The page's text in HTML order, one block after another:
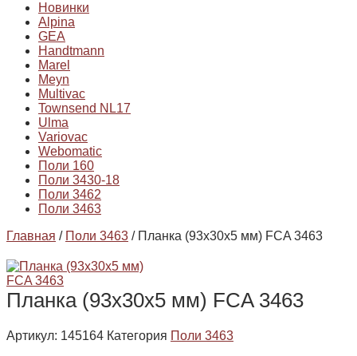
Новинки
Alpina
GEA
Handtmann
Marel
Meyn
Multivac
Townsend NL17
Ulma
Variovac
Webomatic
Поли 160
Поли 3430-18
Поли 3462
Поли 3463
Главная / Поли 3463 / Планка (93х30х5 мм) FCA 3463
Планка (93х30х5 мм) FCA 3463
Артикул: 145164 Категория Поли 3463